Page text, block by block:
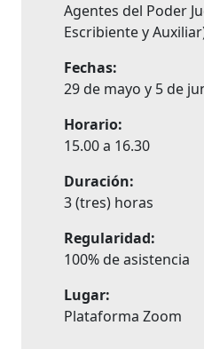
Agentes del Poder
Escribiente y
Fechas:
29 de mayo y 5 de
Horario:
15.00 a 16.30
Duración:
3 (tres) horas
Regularidad:
100% de asistencia
Lugar:
Plataforma Zoom